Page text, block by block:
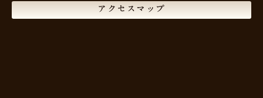
アクセスマップ